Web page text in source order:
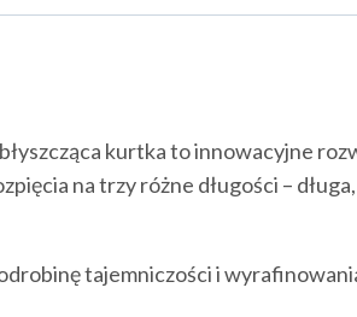
kurtka to innowacyjne
na trzy różne długości –
tajemniczości i